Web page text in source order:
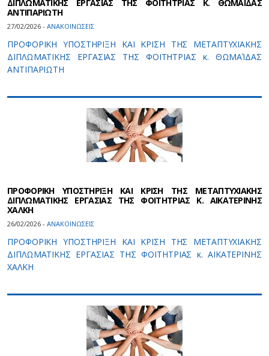
ΔΙΠΛΩΜΑΤΙΚΗΣ ΕΡΓΑΣΙΑΣ ΤΗΣ ΦΟΙΤΗΤΡΙΑΣ Κ. ΘΩΜΑΙΔΑΣ
ΑΝΤΙΠΑΡΙΩΤΗ
27/02/2026 - ΑΝΑΚΟΙΝΩΣΕΙΣ
ΠΡΟΦΟΡΙΚΗ ΥΠΟΣΤΗΡΙΞΗ ΚΑΙ ΚΡΙΣΗ ΤΗΣ ΜΕΤΑΠΤΥΧΙΑΚΗΣ
ΔΙΠΛΩΜΑΤΙΚΗΣ ΕΡΓΑΣΙΑΣ ΤΗΣ ΦΟΙΤΗΤΡΙΑΣ κ. ΘΩΜΑΊΔΑΣ
ΑΝΤΙΠΑΡΙΩΤΗ
ΠΡΟΦΟΡΙΚΗ ΥΠΟΣΤΗΡΙΞΗ ΚΑΙ ΚΡΙΣΗ ΤΗΣ ΜΕΤΑΠΤΥΧΙΑΚΗΣ
ΔΙΠΛΩΜΑΤΙΚΗΣ ΕΡΓΑΣΙΑΣ ΤΗΣ ΦΟΙΤΗΤΡΙΑΣ Κ. ΑΙΚΑΤΕΡΙΝΗΣ
ΧΑΛΚΗ
26/02/2026 - ΑΝΑΚΟΙΝΩΣΕΙΣ
ΠΡΟΦΟΡΙΚΗ ΥΠΟΣΤΗΡΙΞΗ ΚΑΙ ΚΡΙΣΗ ΤΗΣ ΜΕΤΑΠΤΥΧΙΑΚΗΣ
ΔΙΠΛΩΜΑΤΙΚΗΣ ΕΡΓΑΣΙΑΣ ΤΗΣ ΦΟΙΤΗΤΡΙΑΣ κ. ΑΙΚΑΤΕΡΙΝΗΣ
ΧΑΛΚΗ